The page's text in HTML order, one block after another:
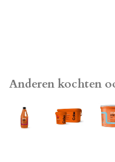
Anderen kochten